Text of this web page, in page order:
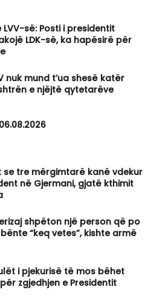
së: Posti i presidentit
LDK-së, ka hapësirë për
nuk mund t’ua shesë katër
e njëjtë qytetarëve
se tre mërgimtarë kanë vdekur
në Gjermani, gjatë kthimit
shpëton një person që po
“keq vetes”, kishte armë
i pjekurisë të mos bëhet
zgjedhjen e Presidentit